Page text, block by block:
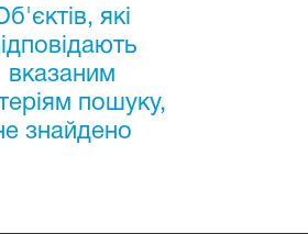
які
вказаним
пошуку,
знайдено